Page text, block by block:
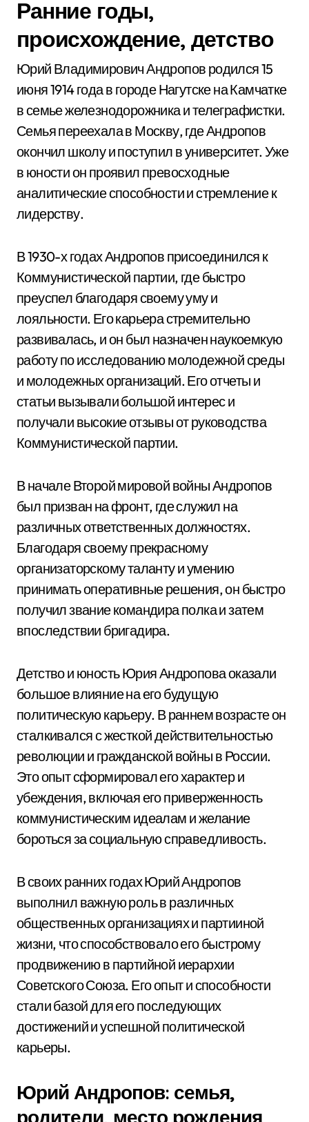
Ранние годы,
происхождение, детство
Юрий Владимирович Андропов родился 15
июня 1914 года в городе Нагутске на Камчатке
в семье железнодорожника и телеграфистки.
Семья переехала в Москву, где Андропов
окончил школу и поступил в университет. Уже
в юности он проявил превосходные
аналитические способности и стремление к
лидерству.
В 1930-х годах Андропов присоединился к
Коммунистической партии, где быстро
преуспел благодаря своему уму и
лояльности. Его карьера стремительно
развивалась, и он был назначен наукоемкую
работу по исследованию молодежной среды
и молодежных организаций. Его отчеты и
статьи вызывали большой интерес и
получали высокие отзывы от руководства
Коммунистической партии.
В начале Второй мировой войны Андропов
был призван на фронт, где служил на
различных ответственных должностях.
Благодаря своему прекрасному
организаторскому таланту и умению
принимать оперативные решения, он быстро
получил звание командира полка и затем
впоследствии бригадира.
Детство и юность Юрия Андропова оказали
большое влияние на его будущую
политическую карьеру. В раннем возрасте он
сталкивался с жесткой действительностью
революции и гражданской войны в России.
Это опыт сформировал его характер и
убеждения, включая его приверженность
коммунистическим идеалам и желание
бороться за социальную справедливость.
В своих ранних годах Юрий Андропов
выполнил важную роль в различных
общественных организациях и партииной
жизни, что способствовало его быстрому
продвижению в партийной иерархии
Советского Союза. Его опыт и способности
стали базой для его последующих
достижений и успешной политической
карьеры.
Юрий Андропов: семья,
родители, место рождения